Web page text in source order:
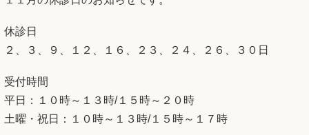
休診日
２、３、９、１２、１６、２３、２４、２６、３０日
受付時間
平日：１０時～１３時/１５時～２０時
土曜・祝日：１０時～１３時/１５時～１７時